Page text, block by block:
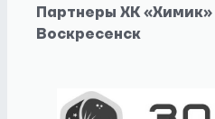
Партнеры ХК «Химик»
Воскресенск